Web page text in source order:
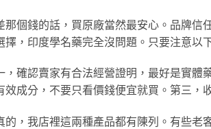
那個錢的話，買原廠當然最安心。品牌信
擇，印度學名藥完全沒問題。只要注意以
，確認賣家有合法經營證明，最好是實體
效成分，不要只看價錢便宜就買。第三，
的，我店裡這兩種產品都有陳列。有些老